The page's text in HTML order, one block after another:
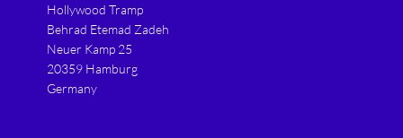
Hollywood Tramp
Behrad Etemad Zadeh
Neuer Kamp 25
20359 Hamburg
Germany